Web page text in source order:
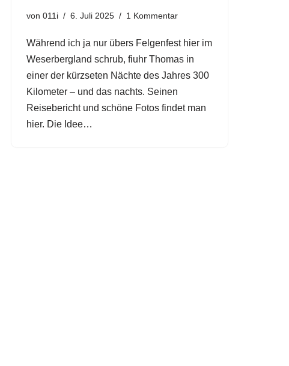
von 011i 6. Juli 2025 1 Kommentar
Während ich ja nur übers Felgenfest hier im
Weserbergland schrub, fiuhr Thomas in
einer der kürzseten Nächte des Jahres 300
Kilometer – und das nachts. Seinen
Reisebericht und schöne Fotos findet man
hier. Die Idee…